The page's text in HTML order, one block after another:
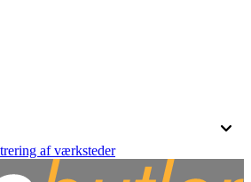
af værksteder